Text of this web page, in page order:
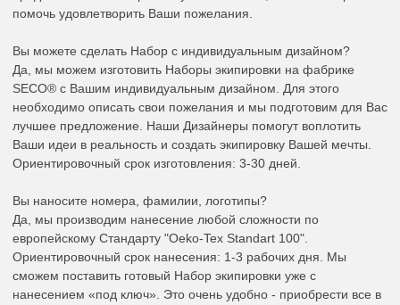
помочь удовлетворить Ваши пожелания.
Вы можете сделать Набор с индивидуальным дизайном?
Да, мы можем изготовить Наборы экипировки на фабрике
SECO® с Вашим индивидуальным дизайном. Для этого
необходимо описать свои пожелания и мы подготовим для Вас
лучшее предложение. Наши Дизайнеры помогут воплотить
Ваши идеи в реальность и создать экипировку Вашей мечты.
Ориентировочный срок изготовления: 3-30 дней.
Вы наносите номера, фамилии, логотипы?
Да, мы производим нанесение любой сложности по
европейскому Стандарту "Oeko-Tex Standart 100".
Ориентировочный срок нанесения: 1-3 рабочих дня. Мы
сможем поставить готовый Набор экипировки уже с
нанесением «под ключ». Это очень удобно - приобрести все в